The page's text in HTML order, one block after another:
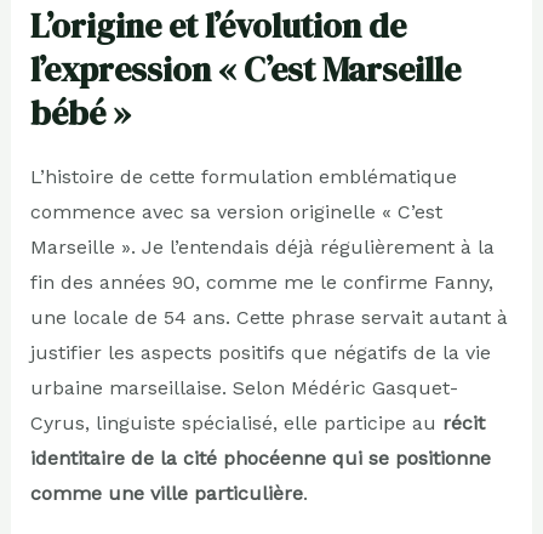
L’origine et l’évolution de
l’expression « C’est Marseille
bébé »
L’histoire de cette formulation emblématique
commence avec sa version originelle « C’est
Marseille ». Je l’entendais déjà régulièrement à la
fin des années 90, comme me le confirme Fanny,
une locale de 54 ans. Cette phrase servait autant à
justifier les aspects positifs que négatifs de la vie
urbaine marseillaise. Selon Médéric Gasquet-
Cyrus, linguiste spécialisé, elle participe au récit
identitaire de la cité phocéenne qui se positionne
comme une ville particulière.